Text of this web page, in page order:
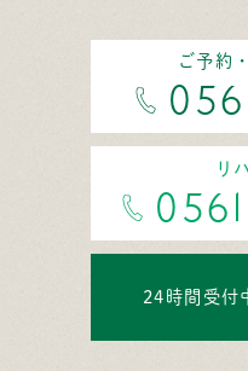
ご予約
リ
24時間受付